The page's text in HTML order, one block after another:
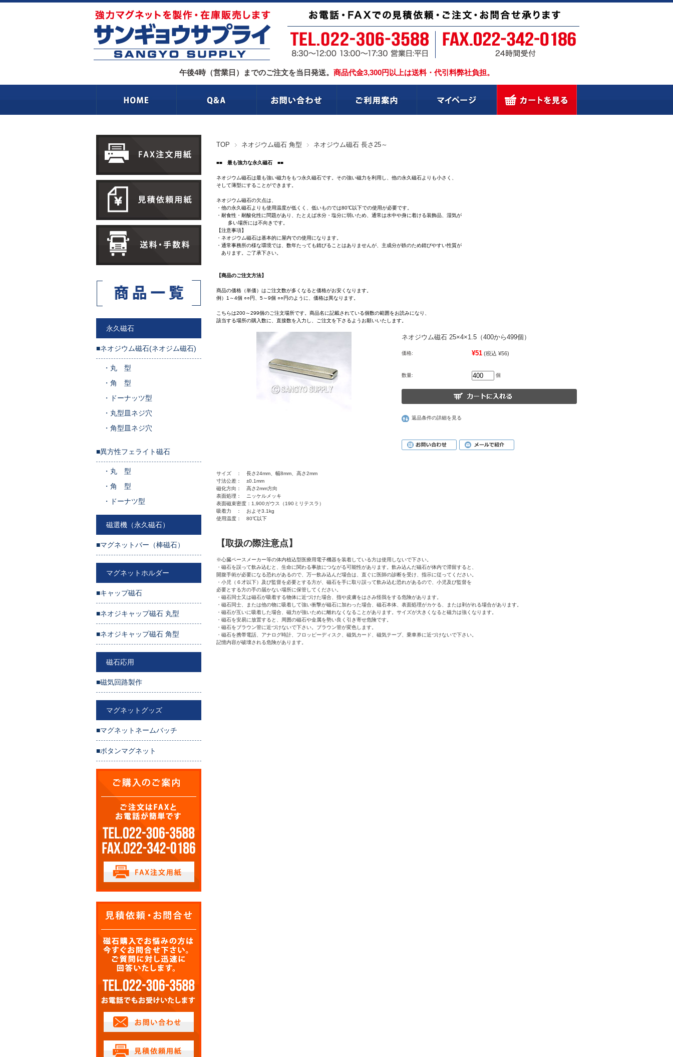
午後4時（営業日）までのご注文を当日発送。 商品代金3,300円以上は送料・代引料弊社負担。
TOP ネオジウム磁石 角型 ネオジウム磁石 長さ25～
■■ 最も強力な永久磁石 ■■
ネオジウム磁石は最も強い磁力をもつ永久磁石です。その強い磁力を利用し、他の永久磁石よりも小さく、
そして薄型にすることができます。
ネオジウム磁石の欠点は、
・他の永久磁石よりも使用温度が低くく、低いものでは80℃以下での使用が必要です。
・耐食性・耐酸化性に問題があり、たとえば水分・塩分に弱いため、通常は水中や身に着ける装飾品、湿気が
多い場所には不向きです。
【注意事項】
・ネオジウム磁石は基本的に屋内での使用になります。
・通常事務所の様な環境では、数年たっても錆びることはありませんが、主成分が鉄のため錆びやすい性質が
あります。ご了承下さい。
【商品のご注文方法】
商品の価格（単価）はご注文数が多くなると価格がお安くなります。
例）1～4個 ○○円、5～9個 ○○円のように、価格は異なります。
こちらは200～299個のご注文場所です。商品名に記載されている個数の範囲をお読みになり、
該当する場所の購入数に、直接数を入力し、ご注文を下さるようお願いいたします。
ネオジウム磁石 25×4×1.5（400から499個）
価格: ¥51 (税込 ¥56)
数量: 個
返品条件の詳細を見る
サイズ ： 長さ24mm、幅8mm、高さ2mm
寸法公差： ±0.1mm
磁化方向： 高さ2mm方向
表面処理： ニッケルメッキ
表面磁束密度：1,900ガウス（190ミリテスラ）
吸着力 ： およそ3.1kg
使用温度： 80℃以下
【取扱の際注意点】
※心臓ペースメーカー等の体内植込型医療用電子機器を装着している方は使用しないで下さい。
・磁石を誤って飲み込むと、生命に関わる事故につながる可能性があります。飲み込んだ磁石が体内で滞留すると、
開腹手術が必要になる恐れがあるので、万一飲み込んだ場合は、直ぐに医師の診断を受け、指示に従ってください。
・小児（６才以下）及び監督を必要とする方が、磁石を手に取り誤って飲み込む恐れがあるので、小児及び監督を
必要とする方の手の届かない場所に保管してください。
・磁石同士又は磁石が吸着する物体に近づけた場合、指や皮膚をはさみ怪我をする危険があります。
・磁石同士、または他の物に吸着して強い衝撃が磁石に加わった場合、磁石本体、表面処理がカケる、または剥がれる場合があります。
・磁石が互いに吸着した場合、磁力が強いために離れなくなることがあります。サイズが大きくなると磁力は強くなります。
・磁石を安易に放置すると、周囲の磁石や金属を勢い良く引き寄せ危険です。
・磁石をブラウン管に近づけないで下さい。ブラウン管が変色します。
・磁石を携帯電話、アナログ時計、フロッピーディスク、磁気カード、磁気テープ、乗車券に近づけないで下さい。
記憶内容が破壊される危険があります。
永久磁石
■ネオジウム磁石(ネオジム磁石)
・ 丸 型
・ 角 型
・
ドーナッツ型
・ 丸型皿ネジ穴
・ 角型皿ネジ穴
■異方性フェライト磁石
・ 丸 型
・ 角 型
・
ドーナツ型
磁選機（永久磁石）
■マグネットバー（棒磁石）
マグネットホルダー
■キャップ磁石
■ネオジキャップ磁石 丸型
■ネオジキャップ磁石 角型
磁石応用
■磁気回路製作
マグネットグッズ
■マグネットネームバッチ
■ボタンマグネット